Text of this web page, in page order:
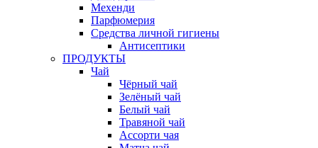
Мехенди
Парфюмерия
Средства личной гигиены
Антисептики
ПРОДУКТЫ
Чай
Чёрный чай
Зелёный чай
Белый чай
Травяной чай
Ассорти чая